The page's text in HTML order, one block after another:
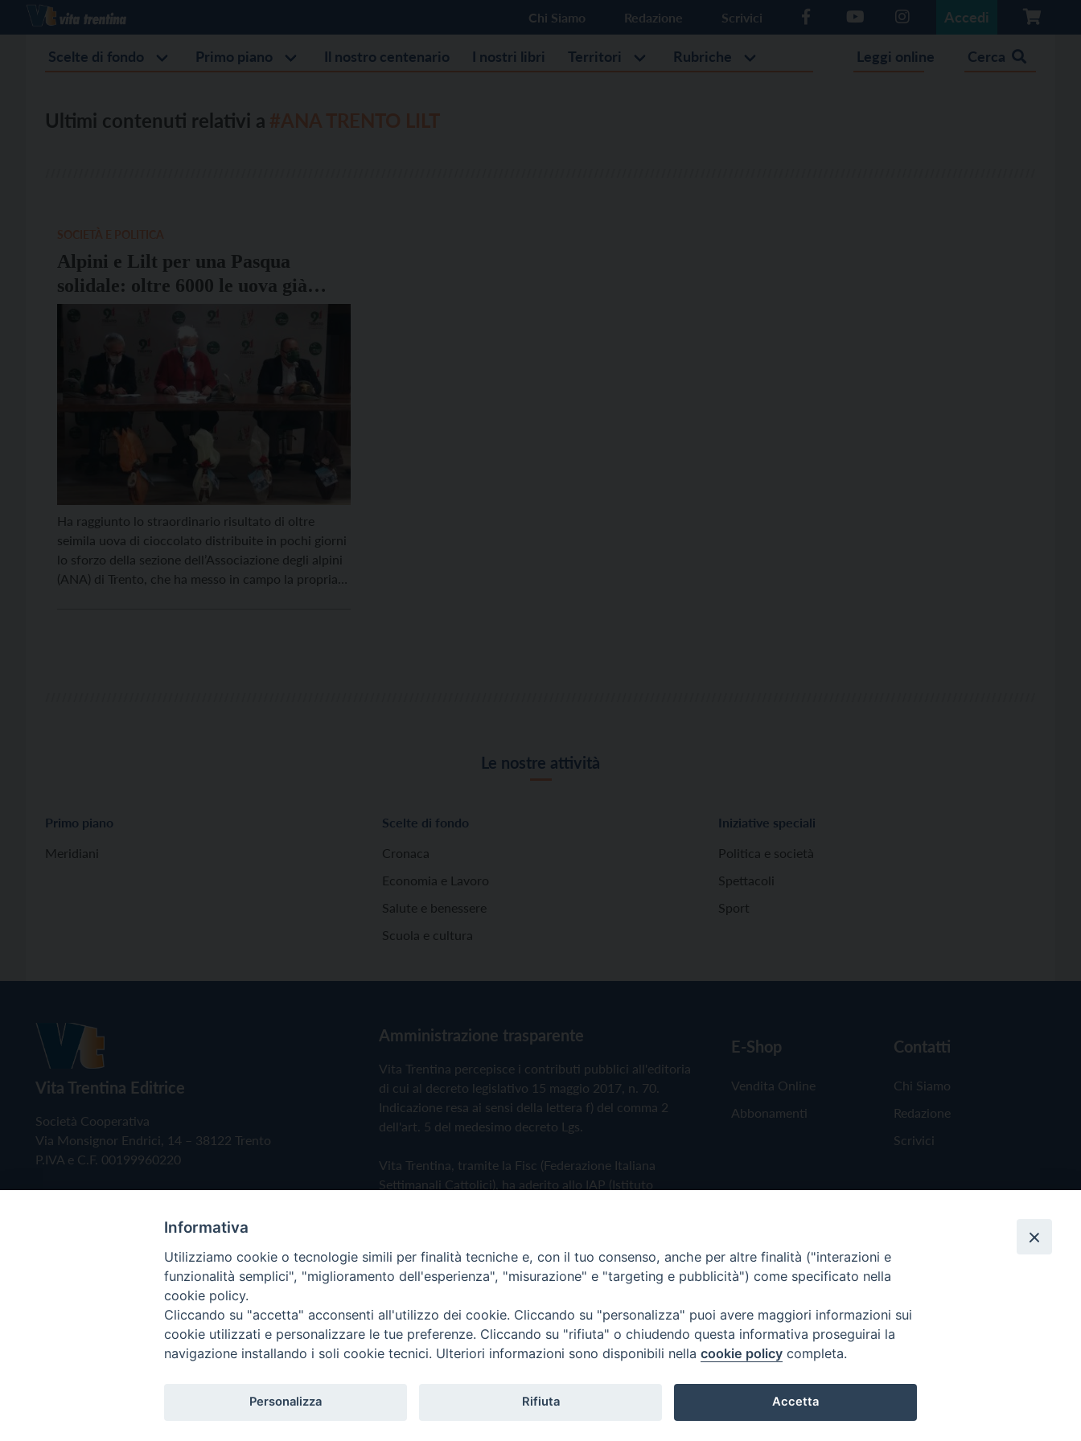
Chi Siamo Redazione Scrivici Accedi
Scelte di fondo Primo piano Il nostro centenario I nostri libri Territori Rubriche Leggi online Cerca
Ultimi contenuti relativi a
Alpini e Lilt per una Pasqua
solidale: oltre 6000 le uova già
vendute
Ha raggiunto lo straordinario risultato di oltre
seimila uova di cioccolato distribuite in pochi giorni
lo sforzo della sezione dell’Associazione degli alpini
(ANA) di Trento, che ha messo in campo la propria
Le nostre attività
Primo piano
Meridiani
Scelte di fondo
Cronaca
Economia e Lavoro
Salute e benessere
Scuola e cultura
Iniziative speciali
Politica e società
Spettacoli
Sport
Vita Trentina Editrice
Società Cooperativa
Via Monsignor Endrici, 14 – 38122 Trento
P.IVA e C.F. 00199960220
Amministrazione trasparente
Vita Trentina percepisce i contributi pubblici all'editoria
di cui al decreto legislativo 15 maggio 2017, n. 70.
Indicazione resa ai sensi della lettera f) del comma 2
dell'art. 5 del medesimo decreto Lgs.
Vita Trentina, tramite la Fisc (Federazione Italiana
Settimanali Cattolici), ha aderito allo IAP (Istituto
Privacy Policy Cookie Policy
E-Shop
Vendita Online
Abbonamenti
Contatti
Chi Siamo
Redazione
Scrivici
Copyright © 2019 - Tutti i diritti riservati - Vita Trentina Editrice
Informativa
Utilizziamo cookie o tecnologie simili per finalità tecniche e, con il tuo consenso, anche per altre finalità ("interazioni e
funzionalità semplici", "miglioramento dell'esperienza", "misurazione" e "targeting e pubblicità") come specificato nella
cookie policy.
Cliccando su "accetta" acconsenti all'utilizzo dei cookie. Cliccando su "personalizza" puoi avere maggiori informazioni sui
cookie utilizzati e personalizzare le tue preferenze. Cliccando su "rifiuta" o chiudendo questa informativa proseguirai la
navigazione installando i soli cookie tecnici. Ulteriori informazioni sono disponibili nella cookie policy completa.
Personalizza Rifiuta Accetta